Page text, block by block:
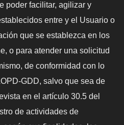
poder facilitar, agilizar y
entre y el Usuario o
que se establezca en los
o para atender una solicitud
de conformidad con lo
GDD, salvo que sea de
en el artículo 30.5 del
de actividades de